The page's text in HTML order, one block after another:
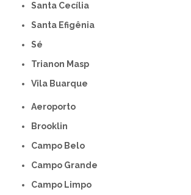
Santa Cecília
Santa Efigênia
Sé
Trianon Masp
Vila Buarque
Aeroporto
Brooklin
Campo Belo
Campo Grande
Campo Limpo